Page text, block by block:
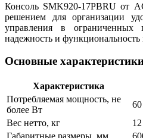
Консоль SMK920-17PBRU от
решением для организации
управления в ограниченных
надежность и функциональность
Основные
Характеристика
Потребляемая мощность, не
более Вт
60
Вес нетто, кг
12